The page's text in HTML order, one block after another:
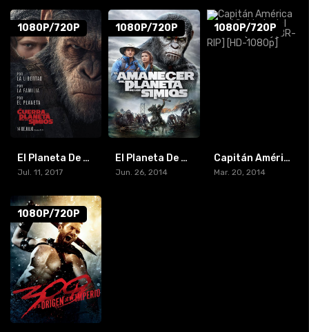
1080P/720P
El Planeta De Los Simios: La Guerra (2017) [BR-RIP] [HD-1080p]
Jul. 11, 2017
1080P/720P
El Planeta De Los Simios: Confrontacion (2014) [BR-RIP] [HD-1080p]
Jun. 26, 2014
1080P/720P
Capitán América y el Soldado del Invierno (2014) [BR-RIP] [HD-1080p]
Mar. 20, 2014
1080P/720P